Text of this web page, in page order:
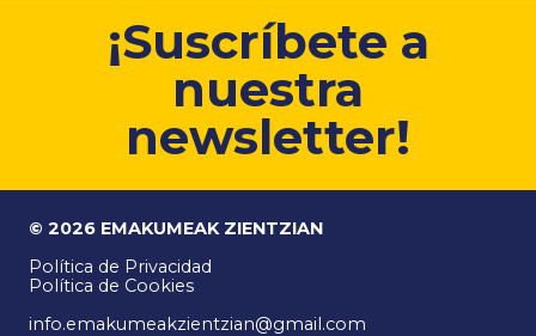
¡Suscríbete a
nuestra
newsletter!
© 2026 EMAKUMEAK ZIENTZIAN
Política de Privacidad
Política de Cookies
info.emakumeakzientzian@gmail.com